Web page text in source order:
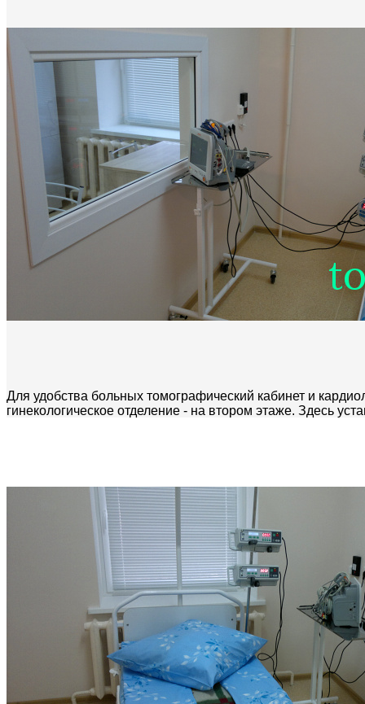
Для удобства больных томографический кабинет и
гинекологическое отделение - на втором этаже. Здесь